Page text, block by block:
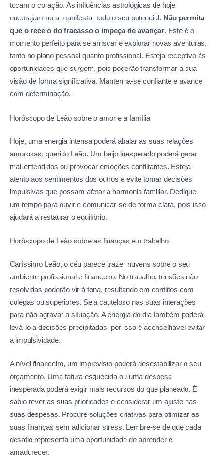
tocam o coração. As influências astrológicas de hoje
encorajam-no a manifestar todo o seu potencial. Não permita
que o receio do fracasso o impeça de avançar. Este é o
momento perfeito para se arriscar e explorar novas aventuras,
tanto no plano pessoal quanto profissional. Esteja receptivo às
oportunidades que surgem, pois poderão transformar a sua
visão de forma significativa. Mantenha-se confiante e avance
com determinação.
Horóscopo de Leão sobre o amor e a família
Hoje, uma energia intensa poderá abalar as suas relações
amorosas, querido Leão. Um beijo inesperado poderá gerar
mal-entendidos ou provocar emoções conflitantes. Esteja
atento aos sentimentos dos outros e evite tomar decisões
impulsivas que possam afetar a harmonia familiar. Dedique
um tempo para ouvir e comunicar-se de forma clara, pois isso
ajudará a restaurar o equilíbrio.
Horóscopo de Leão sobre as finanças e o trabalho
Caríssimo Leão, o céu parece trazer nuvens sobre o seu
ambiente profissional e financeiro. No trabalho, tensões não
resolvidas poderão vir à tona, resultando em conflitos com
colegas ou superiores. Seja cauteloso nas suas interações
para não agravar a situação. A energia do dia também poderá
levá-lo a decisões precipitadas, por isso é aconselhável evitar
a impulsividade.
A nível financeiro, um imprevisto poderá desestabilizar o seu
orçamento. Uma fatura esquecida ou uma despesa
inesperada poderá exigir mais recursos do que planeado. É
sábio rever as suas prioridades e considerar um ajuste nas
suas despesas. Procure soluções criativas para otimizar as
suas finanças sem adicionar stress. Lembre-se de que cada
desafio representa uma oportunidade de aprender e
amadurecer.